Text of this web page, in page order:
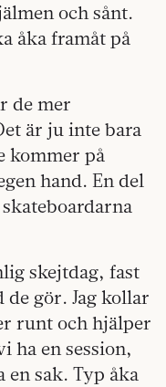
och sånt.
åka framåt på
de mer
är ju inte bara
kommer på
hand. En del
skejtdag, fast
gör. Jag kollar
runt och hjälper
ha en session,
en sak. Typ åka